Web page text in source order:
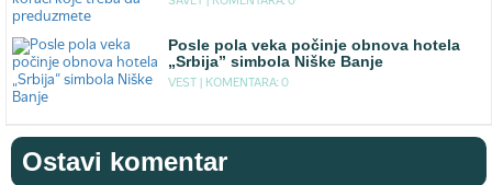
Posle pola veka počinje obnova hotela
„Srbija” simbola Niške Banje
VEST | KOMENTARA: 0
Ostavi komentar